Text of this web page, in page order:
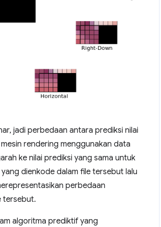
jadi perbedaan antara prediksi nilai
rendering menggunakan data
ke nilai prediksi yang sama untuk
dienkode dalam file tersebut lalu
perbedaan
tersebut.
algoritma prediktif yang